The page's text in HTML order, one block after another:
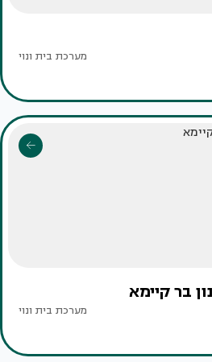
מערכת בית ונוי
מערכת בית ונוי